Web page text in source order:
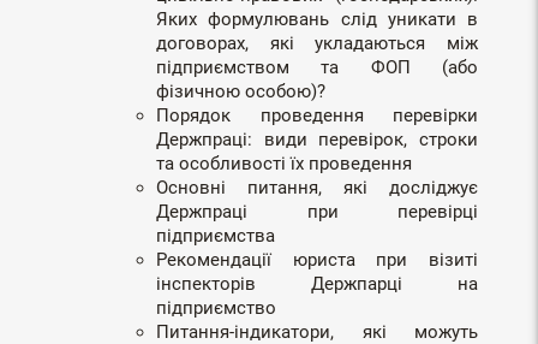
Яких формулювань слід уникати в
договорах, які укладаються між
підприємством та ФОП (або
фізичною особою)?
Порядок проведення перевірки
Держпраці: види перевірок, строки
та особливості їх проведення
Основні питання, які досліджує
Держпраці при перевірці
підприємства
Рекомендації юриста при візиті
інспекторів Держпарці на
підприємство
Питання-індикатори, які можуть